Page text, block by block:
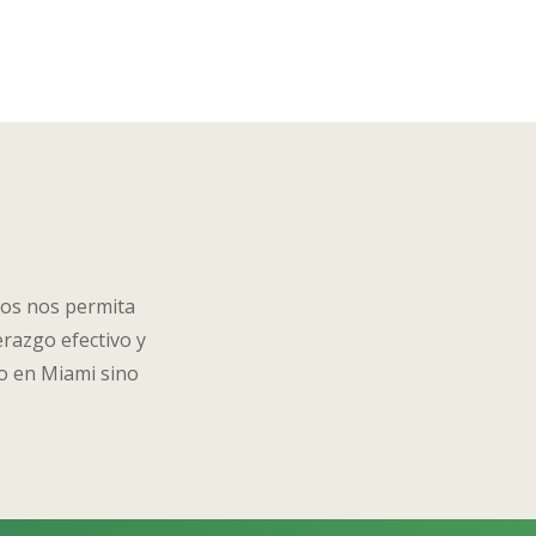
nos permita
efectivo y
en Miami sino